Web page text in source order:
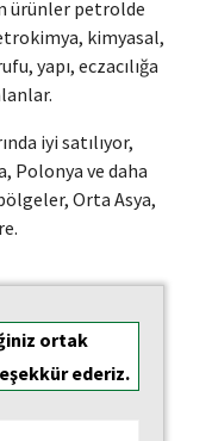
ürünler petrolde
kimyasal,
yapı, eczacılığa
iyi satılıyor,
Polonya ve daha
Orta Asya,
ortak
ederiz.